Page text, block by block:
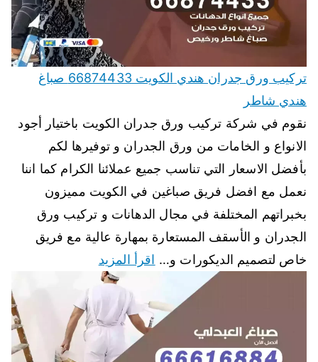
تركيب ورق جدران هندي الكويت 66874433 صباغ
هندي شاطر
نقوم في شركة تركيب ورق جدران الكويت باختيار أجود
الانواع و الخامات من ورق الجدران و توفيرها لكم
بأفضل الاسعار التي تناسب جميع عملائنا الكرام كما اننا
نعمل مع افضل فريق صباغين في الكويت مميزون
بخبراتهم المختلفة في مجال الدهانات و تركيب ورق
الجدران و الأسقف المستعارة بمهارة عالية مع فريق
خاص لتصميم الديكورات و… اقرأ المزيد